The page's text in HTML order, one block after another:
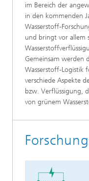
im Bereich der
in den kommenden
Wasserstoff-
und bringt vor allem
Gemeinsam werden
Wasserstoff-Logistik
verschiede Aspekte
bzw. Verflüssigung,
von grünem